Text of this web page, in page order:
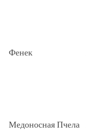
Фенек
Медоносная Пчела